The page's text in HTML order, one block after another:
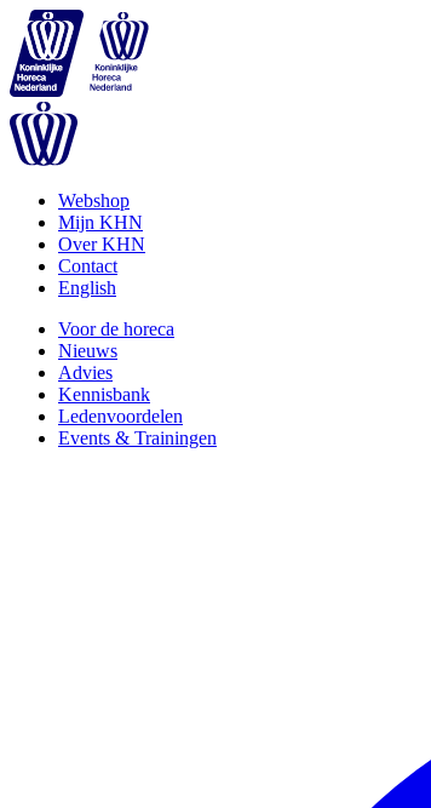
Webshop
Mijn KHN
Over KHN
Contact
English
Voor de horeca
Nieuws
Advies
Kennisbank
Ledenvoordelen
Events & Trainingen